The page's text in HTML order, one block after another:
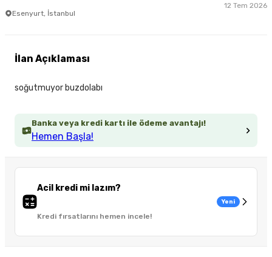
Esenyurt, İstanbul
12 Tem 2026
Banka veya kredi kartı ile ödeme avantajı!
Hemen Başla!
Acil kredi mi lazım?
Kredi fırsatlarını hemen incele!
Yeni
İlan Açıklaması
soğutmuyor buzdolabı